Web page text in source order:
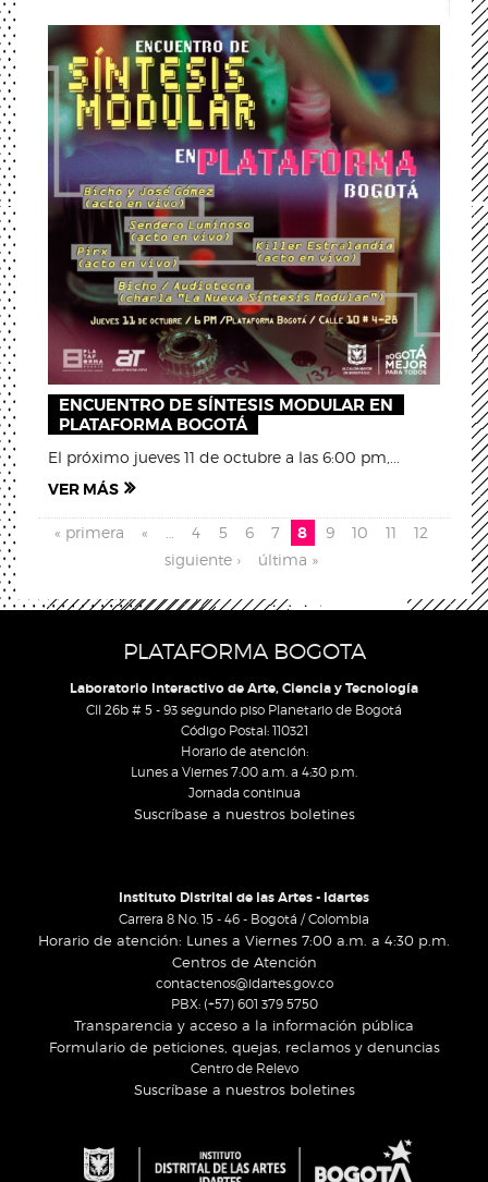
ENCUENTRO DE SÍNTESIS MODULAR EN
PLATAFORMA BOGOTÁ
El próximo jueves 11 de octubre a las 6:00 pm,...
VER MÁS
Pages
« primera « 4 5 6 7 8 9 10 11
12
siguiente ›
última »
PLATAFORMA BOGOTA
Laboratorio Interactivo de Arte, Ciencia y Tecnología
Cll 26b # 5 - 93 segundo piso Planetario de Bogotá
Código Postal: 110321
Horario de atención:
Lunes a Viernes 7:00 a.m. a 4:30 p.m.
Jornada continua
Suscríbase a nuestros boletines
Instituto Distrital de las Artes - Idartes
Carrera 8 No. 15 - 46 - Bogotá / Colombia
Horario de atención: Lunes a Viernes 7:00 a.m. a 4:30 p.m.
Centros de Atención
contactenos@idartes.gov.co
PBX: (+57) 601 379 5750
Transparencia y acceso a la información pública
Formulario de peticiones, quejas, reclamos y denuncias
Centro de Relevo
Suscríbase a nuestros boletines